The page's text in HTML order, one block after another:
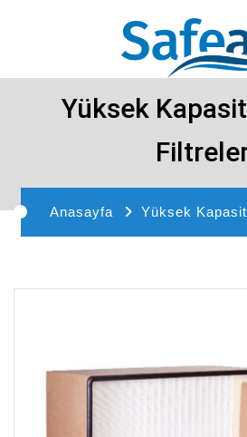
Yüksek
Anasayfa Yüksek